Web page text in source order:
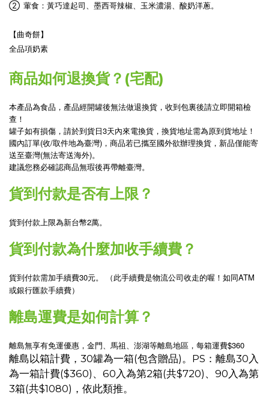
② 葷食：黃巧達起司、墨西哥辣椒、玉米濃湯、酸奶洋蔥。
【曲奇餅】
全品項奶素
商品如何退換貨？(宅配)
本產品為食品，產品經開罐後無法做退換貨，收到包裏後請立即開箱檢
查！
罐子如有損傷，請於到貨日3天內來電換貨，換貨地址需為原到貨地址！
國內訂單(收/取件地為臺灣)，商品若已攜至國外欲辦理換貨，新品僅能寄
送至臺灣(無法寄送海外)。
建議您務必確認商品無瑕後再帶離臺灣。
貨到付款是否有上限？
貨到付款上限為新台幣2萬。
貨到付款為什麼加收手續費？
貨到付款需加手續費30元。 （此手續費是物流公司收走的喔！如同ATM
或銀行匯款手續費）
離島運費是如何計算？
離島無享有免運優惠，金門、馬祖、澎湖等離島地區，每箱運費$360
離島以箱計費，30罐為一箱(包含贈品)。PS：離島30入
為一箱計費($360)、60入為第2箱(共$720)、90入為第
3箱(共$1080)，依此類推。